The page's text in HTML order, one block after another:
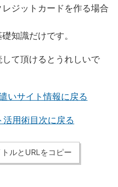
ジットカードを作る場合
知識だけです。
て頂けるとうれしいで
いサイト情報に戻る
活用術目次に戻る
ルとURLをコピー